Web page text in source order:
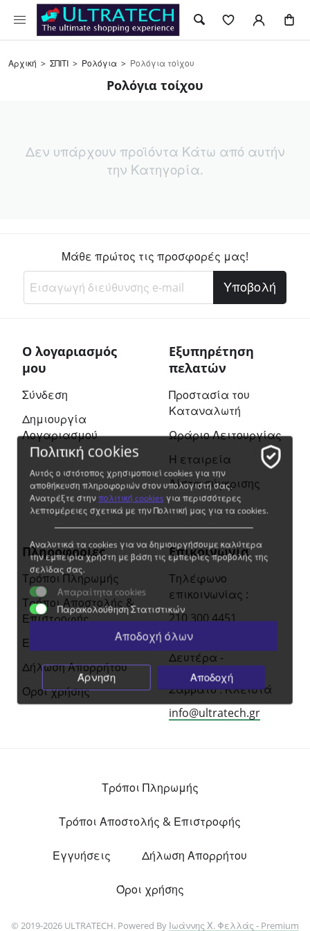
Αρχική > ΣΠΙΤΙ > Ρολόγια > Ρολόγια τοίχου
Ρολόγια τοίχου
Δεν υπάρχουν προϊόντα Κάτω από αυτήν
την Κατηγορία.
Μάθε πρώτος τις προσφορές μας!
Υποβολή
Ο λογαριασμός
μου
Σύνδεση
Δημιουργία
Λογαριασμού
Εξυπηρέτηση
πελατών
Προστασία του
Καταναλωτή
Ωράριο Λειτουργίας
Η εταιρεία
Λίστα σύγκρισης
Πληροφορίες
Τρόποι Πληρωμής
Τρόποι Αποστολής &
Επιστροφής
Εγγυήσεις
Δήλωση Απορρήτου
Όροι χρήσης
Επικοινωνία
Τηλέφωνο
επικοινωνίας :
210 300 4451
09:00 am — 14:00pm
Δευτέρα -
Παρασκευή
Σάββατο : Κλειστά
info@ultratech.gr
Τρόποι Πληρωμής
Τρόποι Αποστολής & Επιστροφής
Εγγυήσεις Δήλωση Απορρήτου
Όροι χρήσης
© 2019-2026 ULTRATECH. Powered By Ιωάννης Χ. Φελλάς - Premium
Πολιτική cookies
Αυτός ο ιστότοπος χρησιμοποιεί cookies για την
αποθήκευση πληροφοριών στον υπολογιστή σας.
Ανατρέξτε στηνπολιτική cookies για περισσότερες
λεπτομέρειες σχετικά με την Πολιτική μας για τα cookies.
Αναλυτικά τα cookies για να δημιουργήσουμε καλύτερα
την εμπειρία χρήστη με βάση τις εμπειρίες προβολής της
σελίδας σας.
Απαραίτητα cookies
Παρακολούθηση Στατιστικών
Αποδοχή όλων
Άρνηση Αποδοχή